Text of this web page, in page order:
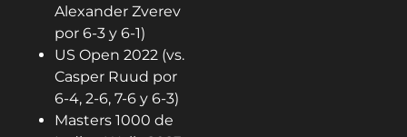
Alexander Zverev
por 6-3 y 6-1)
US Open 2022 (vs.
Casper Ruud por
6-4, 2-6, 7-6 y 6-3)
Masters 1000 de